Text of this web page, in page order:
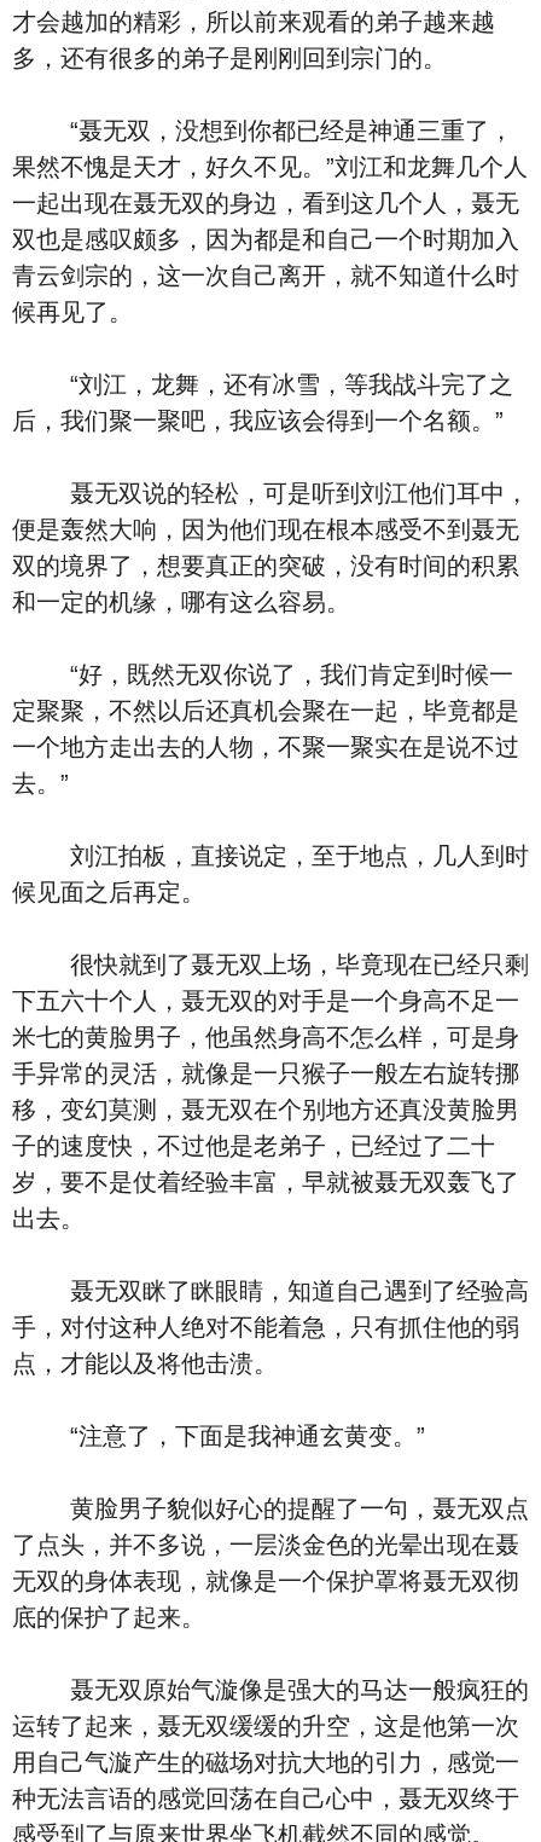
才会越加的精彩，所以前来观看的弟子越来越
多，还有很多的弟子是刚刚回到宗门的。
“聂无双，没想到你都已经是神通三重了，
果然不愧是天才，好久不见。”刘江和龙舞几个人
一起出现在聂无双的身边，看到这几个人，聂无
双也是感叹颇多，因为都是和自己一个时期加入
青云剑宗的，这一次自己离开，就不知道什么时
候再见了。
“刘江，龙舞，还有冰雪，等我战斗完了之
后，我们聚一聚吧，我应该会得到一个名额。”
聂无双说的轻松，可是听到刘江他们耳中，
便是轰然大响，因为他们现在根本感受不到聂无
双的境界了，想要真正的突破，没有时间的积累
和一定的机缘，哪有这么容易。
“好，既然无双你说了，我们肯定到时候一
定聚聚，不然以后还真机会聚在一起，毕竟都是
一个地方走出去的人物，不聚一聚实在是说不过
去。”
刘江拍板，直接说定，至于地点，几人到时
候见面之后再定。
很快就到了聂无双上场，毕竟现在已经只剩
下五六十个人，聂无双的对手是一个身高不足一
米七的黄脸男子，他虽然身高不怎么样，可是身
手异常的灵活，就像是一只猴子一般左右旋转挪
移，变幻莫测，聂无双在个别地方还真没黄脸男
子的速度快，不过他是老弟子，已经过了二十
岁，要不是仗着经验丰富，早就被聂无双轰飞了
出去。
聂无双眯了眯眼睛，知道自己遇到了经验高
手，对付这种人绝对不能着急，只有抓住他的弱
点，才能以及将他击溃。
“注意了，下面是我神通玄黄变。”
黄脸男子貌似好心的提醒了一句，聂无双点
了点头，并不多说，一层淡金色的光晕出现在聂
无双的身体表现，就像是一个保护罩将聂无双彻
底的保护了起来。
聂无双原始气漩像是强大的马达一般疯狂的
运转了起来，聂无双缓缓的升空，这是他第一次
用自己气漩产生的磁场对抗大地的引力，感觉一
种无法言语的感觉回荡在自己心中，聂无双终于
感受到了与原来世界坐飞机截然不同的感觉。